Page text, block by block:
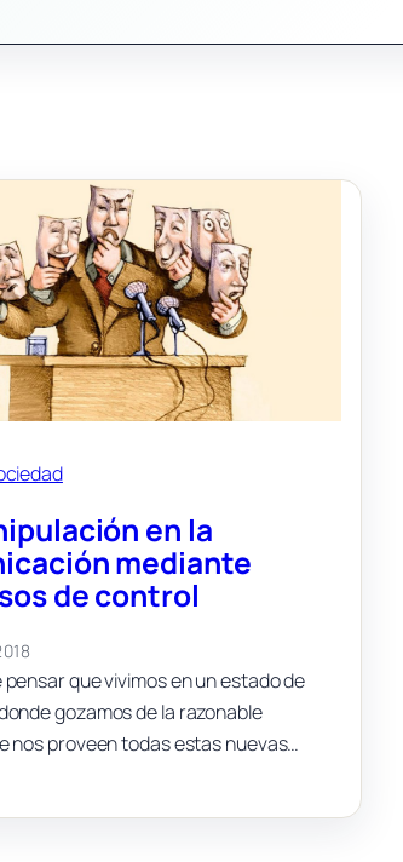
en la
mediante
de control
pensar que vivimos en un estado de
gozamos de la razonable
nos proveen todas estas nuevas…